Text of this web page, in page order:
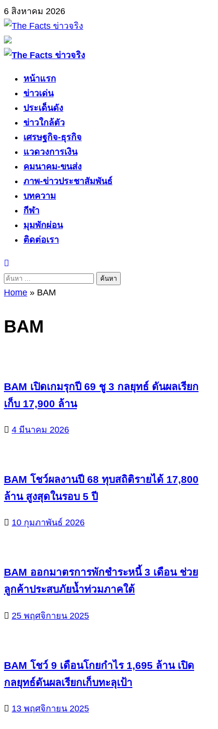
Skip
to
content
6 สิงหาคม 2026
Primary
หน้าแรก
ข่าวเด่น
ประเด็นดัง
ข่าวใกล้ตัว
เศรษฐกิจ-ธุรกิจ
แวดวงการเงิน
คมนาคม-ขนส่ง
ภาพ-ข่าวประชาสัมพันธ์
บทความ
กีฬา
มุมพักผ่อน
ติดต่อเรา
ค้นหา
สำหรับ:
Home » BAM
BAM
BAM เปิดเกมรุกปี 69 ชู 3 กลยุทธ์ ดันผลเรียก
เก็บ 17,900 ล้าน
4 มีนาคม 2026
BAM โชว์ผลงานปี 68 ทุบสถิติรายได้ 17,800
ล้าน สูงสุดในรอบ 5 ปี
10 กุมภาพันธ์ 2026
BAM ออกมาตรการพักชำระหนี้ 3 เดือน ช่วย
ลูกค้าประสบภัยน้ำท่วมภาคใต้
25 พฤศจิกายน 2025
BAM โชว์ 9 เดือนโกยกำไร 1,695 ล้าน เปิด
กลยุทธ์ดันผลเรียกเก็บทะลุเป้า
13 พฤศจิกายน 2025